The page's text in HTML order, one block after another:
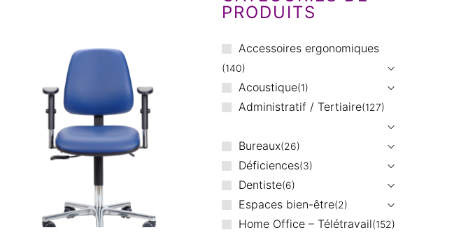
PRODUITS
Accessoires ergonomiques
140
Acoustique 1
Administratif / Tertiaire 127
Bureaux 26
Déficiences 3
Dentiste 6
Espaces bien-être 2
Home Office – Télétravail 152